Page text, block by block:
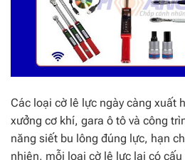
Các loại cờ lê lực ngày càng xuất
xưởng cơ khí, gara ô tô và công
năng siết bu lông đúng lực, hạn
nhiên, mỗi loại cờ lê lực lại có